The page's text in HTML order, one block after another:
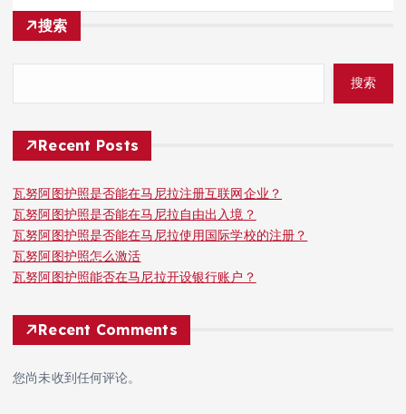
搜索
搜索
Recent Posts
瓦努阿图护照是否能在马尼拉注册互联网企业？
瓦努阿图护照是否能在马尼拉自由出入境？
瓦努阿图护照是否能在马尼拉使用国际学校的注册？
瓦努阿图护照怎么激活
瓦努阿图护照能否在马尼拉开设银行账户？
Recent Comments
您尚未收到任何评论。